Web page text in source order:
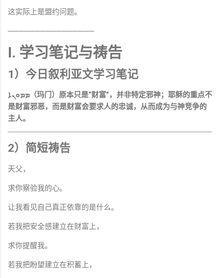
这实际上是盟约问题。
────────────────
I. 学习笔记与祷告
1）今日叙利亚文学习笔记
ܡܡܘܢܐ（玛门）原本只是“财富”，并非特定邪神；耶稣的重点不
是财富邪恶，而是财富会要求人的忠诚，从而成为与神竞争的
主人。
2）简短祷告
天父，
求你察验我的心。
让我看见自己真正依靠的是什么。
若我把安全感建立在财富上，
求你提醒我。
若我把盼望建立在积蓄上，